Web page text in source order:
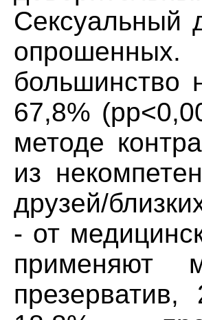
Сексуальный
большинство
67,8%
методе
из
друзей/
- от
применяют